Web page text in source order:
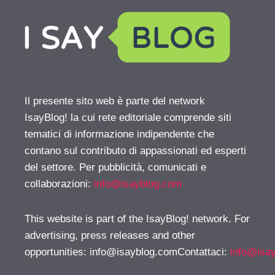
Il presente sito web è parte del network
IsayBlog! la cui rete editoriale comprende siti
tematici di informazione indipendente che
contano sul contributo di appassionati ed esperti
del settore. Per pubblicità, comunicati e
collaborazioni: info@isayblog.com
This website is part of the IsayBlog! network. For
advertising, press releases and other
opportunities: info@isayblog.comContattaci: